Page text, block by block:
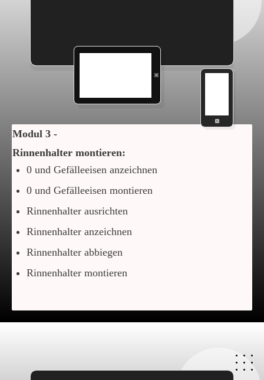
Modul 3 -
Rinnenhalter montieren:
0 und Gefälleeisen anzeichnen
0 und Gefälleeisen montieren
Rinnenhalter ausrichten
Rinnenhalter anzeichnen
Rinnenhalter abbiegen
Rinnenhalter montieren